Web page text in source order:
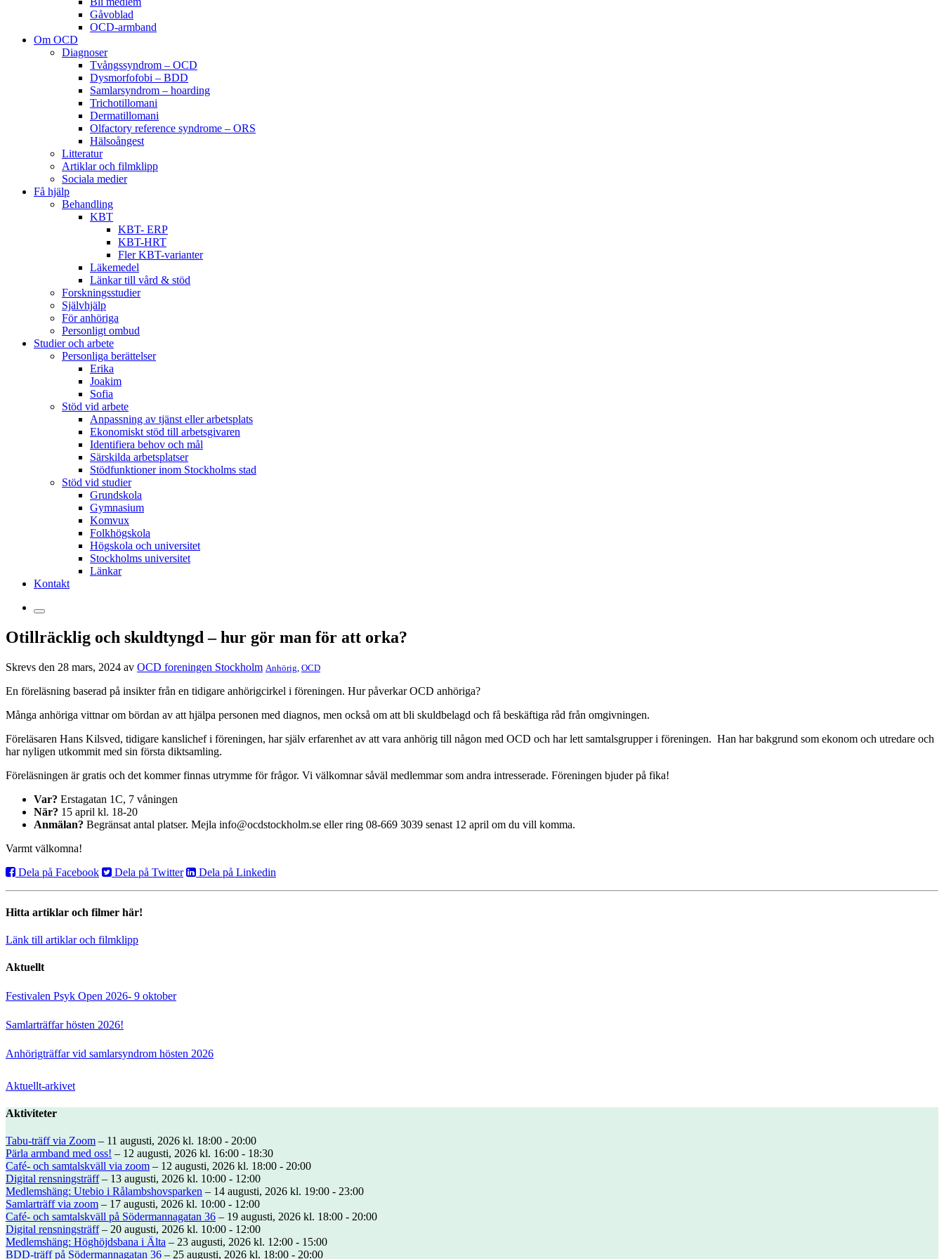
Gåvoblad
OCD-armband
Om OCD
Diagnoser
Tvångssyndrom – OCD
Dysmorfofobi – BDD
Samlarsyndrom – hoarding
Trichotillomani
Dermatillomani
Olfactory reference syndrome – ORS
Hälsoångest
Litteratur
Artiklar och filmklipp
Sociala medier
Få hjälp
Behandling
KBT
KBT- ERP
KBT-HRT
Fler KBT-varianter
Läkemedel
Länkar till vård & stöd
Forskningsstudier
Självhjälp
För anhöriga
Personligt ombud
Studier och arbete
Personliga berättelser
Erika
Joakim
Sofia
Stöd vid arbete
Anpassning av tjänst eller arbetsplats
Ekonomiskt stöd till arbetsgivaren
Identifiera behov och mål
Särskilda arbetsplatser
Stödfunktioner inom Stockholms stad
Stöd vid studier
Grundskola
Gymnasium
Komvux
Folkhögskola
Högskola och universitet
Stockholms universitet
Länkar
Kontakt
Otillräcklig och skuldtyngd – hur gör man för att orka?
Skrevs den 28 mars, 2024 av OCD foreningen Stockholm Anhörig OCD
En föreläsning baserad på insikter från en tidigare anhörigcirkel i föreningen. Hur påverkar OCD anhöriga?
Många anhöriga vittnar om bördan av att hjälpa personen med diagnos, men också om att bli skuldbelagd och få beskäftiga råd från omgivningen.
Föreläsaren Hans Kilsved, tidigare kanslichef i föreningen, har själv erfarenhet av att vara anhörig till någon med OCD och har lett samtalsgrupper i föreningen. Han har bakgrund som ekonom och utredare och
har nyligen utkommit med sin första diktsamling.
Föreläsningen är gratis och det kommer finnas utrymme för frågor. Vi välkomnar såväl medlemmar som andra intresserade. Föreningen bjuder på fika!
Var? Erstagatan 1C, 7 våningen
När? 15 april kl. 18-20
Anmälan? Begränsat antal platser. Mejla info@ocdstockholm.se eller ring 08-669 3039 senast 12 april om du vill komma.
Varmt välkomna!
Dela på Facebook
Dela på Twitter Dela på Linkedin
Hitta artiklar och filmer här!
Länk till artiklar och filmklipp
Aktuellt
Festivalen Psyk Open 2026- 9 oktober
Samlarträffar hösten 2026!
Anhörigträffar vid samlarsyndrom hösten 2026
Aktuellt-arkivet
Aktiviteter
Tabu-träff via Zoom – 11 augusti, 2026 kl. 18:00 - 20:00
Pärla armband med oss! – 12 augusti, 2026 kl. 16:00 - 18:30
Café- och samtalskväll via zoom – 12 augusti, 2026 kl. 18:00 - 20:00
Digital rensningsträff– 13 augusti, 2026 kl. 10:00 - 12:00
Medlemshäng: Utebio i Rålambshovsparken – 14 augusti, 2026 kl. 19:00 - 23:00
Samlarträff via zoom – 17 augusti, 2026 kl. 10:00 - 12:00
Café- och samtalskväll på Södermannagatan 36 – 19 augusti, 2026 kl. 18:00 - 20:00
Digital rensningsträff– 20 augusti, 2026 kl. 10:00 - 12:00
Medlemshäng: Höghöjdsbana i Älta – 23 augusti, 2026 kl. 12:00 - 15:00
BDD-träff på Södermannagatan 36 – 25 augusti, 2026 kl. 18:00 - 20:00